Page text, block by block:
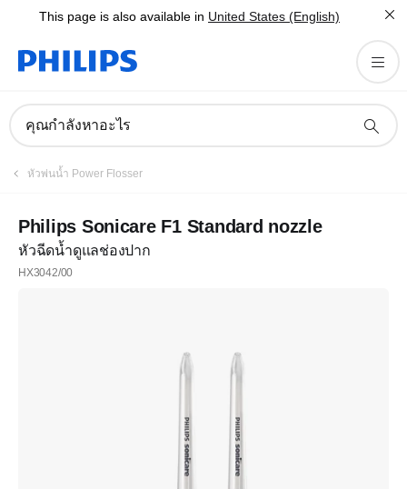
This page is also available in United States (English)
คุณกำลังหาอะไร
หัวพ่นน้ำ Power Flosser
Philips Sonicare F1 Standard nozzle
หัวฉีดน้ำดูแลช่องปาก
HX3042/00